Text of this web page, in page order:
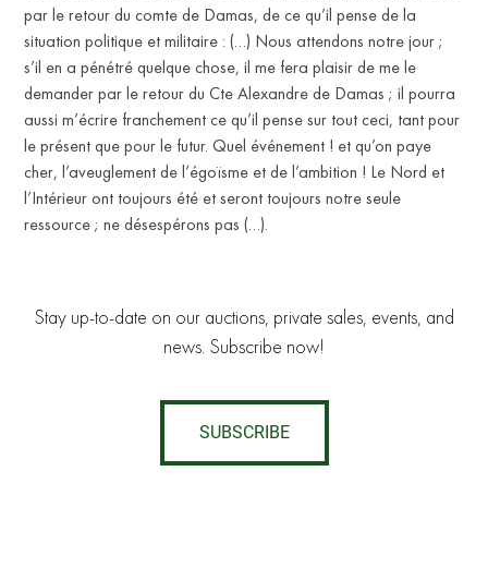
par le retour du comte de Damas, de ce qu’il pense de la
situation politique et militaire : (…) Nous attendons notre jour ;
s’il en a pénétré quelque chose, il me fera plaisir de me le
demander par le retour du Cte Alexandre de Damas ; il pourra
aussi m’écrire franchement ce qu’il pense sur tout ceci, tant pour
le présent que pour le futur. Quel événement ! et qu’on paye
cher, l’aveuglement de l’égoïsme et de l’ambition ! Le Nord et
l’Intérieur ont toujours été et seront toujours notre seule
ressource ; ne désespérons pas (…).
Stay up-to-date on our auctions, private sales, events, and
news. Subscribe now!
SUBSCRIBE